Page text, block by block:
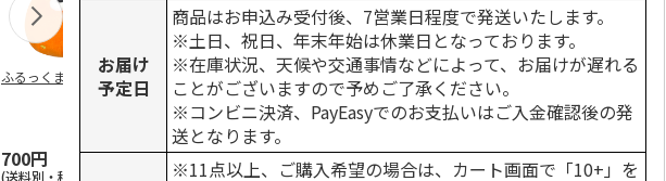
ふるっくま みかん
700円
(送料別・税込)
デオトイレ 飛び散
らない消臭・抗菌サ
ンド 4L
1,320円
(送料別・税込)
獣医師開発 ニオイ
をとる砂専用 猫ト
イレ ナチュラルグ
1,550円
(送料別・税込)
無添加良品 カムカ
ムデンタルコーン
ぐるぐるボーン型 S
470円
(送料別・税込)
銀のスプーン パウ
こ用 まぐろ・かつ
120円
(送料別・税込)
お届け
予定日
商品はお申込み受付後、7営業日程度で発送いたします。
※土日、祝日、年末年始は休業日となっております。
※在庫状況、天候や交通事情などによって、お届けが遅れる
ことがございますので予めご了承ください。
※コンビニ決済、PayEasyでのお支払いはご入金確認後の発
送となります。
※11点以上、ご購入希望の場合は、カート画面で「10+」を